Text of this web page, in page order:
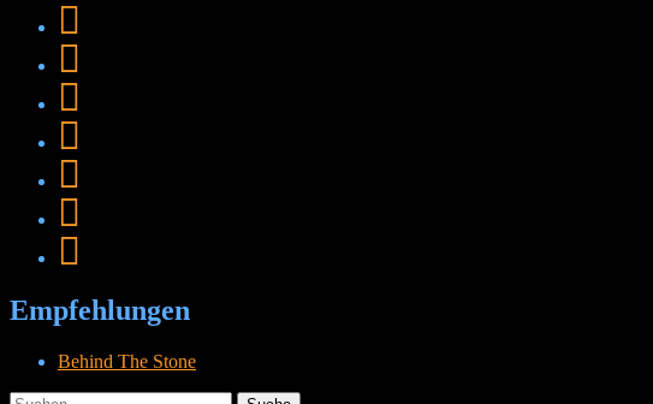
Empfehlungen
Behind The Stone